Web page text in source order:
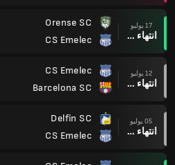
17 يوليو
انتهاء وقت المباراة
Orense SC
CS Emelec
12 يوليو
انتهاء وقت المباراة
CS Emelec
Barcelona SC
05 يوليو
انتهاء وقت المباراة
Delfin SC
CS Emelec